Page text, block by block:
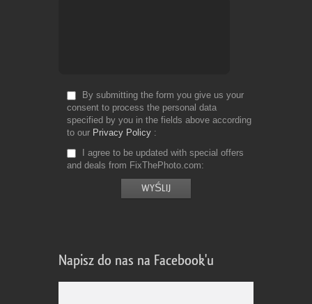
By submitting the form you give us your
consent to process the personal data
specified by you in the fields above according
to our Privacy Policy
I agree to be updated with special offers
and deals from FixThePhoto.com
Napisz do nas na Facebook'u